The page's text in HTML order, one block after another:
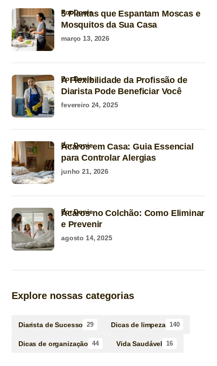
5 Plantas que Espantam Moscas e
Mosquitos da Sua Casa
por Donie
março 13, 2026
A Flexibilidade da Profissão de
Diarista Pode Beneficiar Você
por Donie
fevereiro 24, 2025
Ácaros em Casa: Guia Essencial
para Controlar Alergias
por Donie
junho 21, 2026
Ácaros no Colchão: Como Eliminar
e Prevenir
por Donie
agosto 14, 2025
Explore nossas categorias
Diarista de Sucesso 29 Dicas de limpeza 140
Dicas de organização 44 Vida Saudável 16